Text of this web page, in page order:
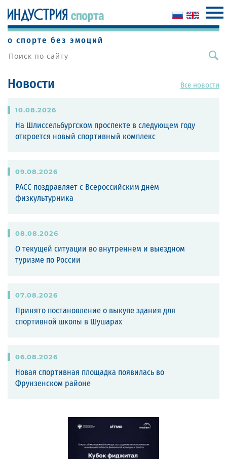
о спорте без эмоций
Новости Все новости
10.08.2026
На Шлиссельбургском проспекте в следующем году
откроется новый спортивный комплекс
09.08.2026
РАСС поздравляет с Всероссийским днём
физкультурника
08.08.2026
О текущей ситуации во внутреннем и выездном
туризме по России
07.08.2026
Принято постановление о выкупе здания для
спортивной школы в Шушарах
06.08.2026
Новая спортивная площадка появилась во
Фрунзенском районе